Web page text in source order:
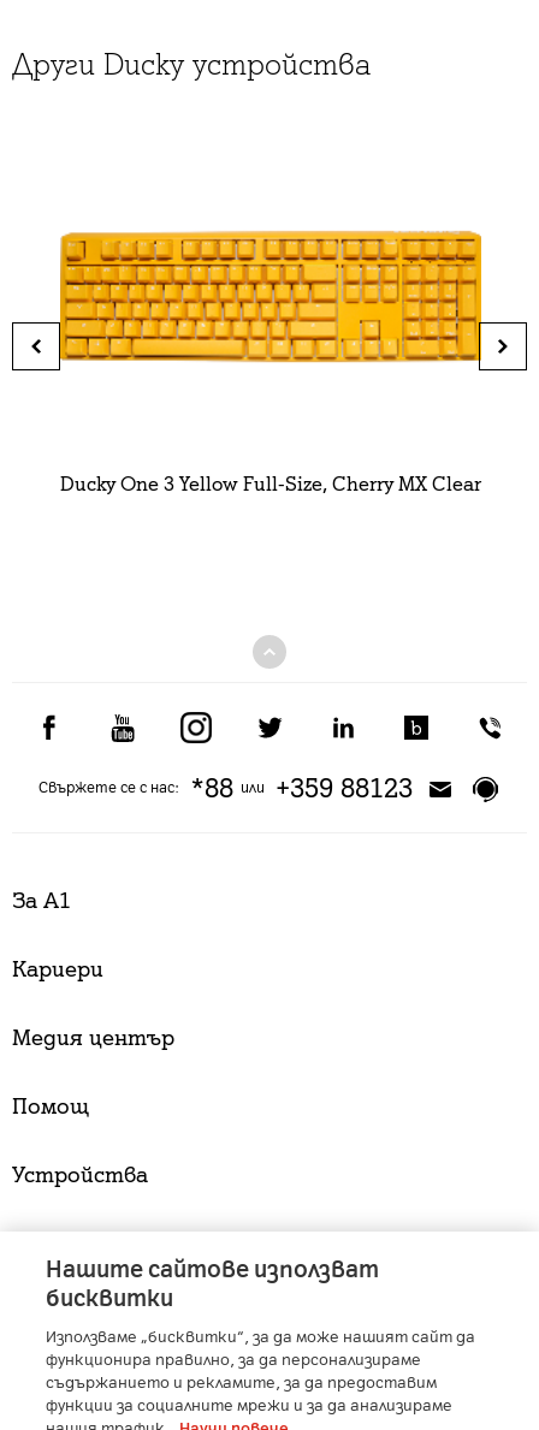
Други Ducky устройства
Ducky One 3 Yellow Full-Size, Cherry MX Clear
Свържете се с нас: *88или +359 88123
За А1
Кариери
Медия център
Помощ
Устройства
A1 Austria - A1 Croatia - A1 Serbia - A1 Belarus
A1 Bulgaria
- A1 Macedonia - A1 Slovenia
A1 Digital
- Member of A1 Group
Нашите сайтове използват
бисквитки
Използваме „бисквитки“, за да може нашият сайт да
функционира правилно, за да персонализираме
съдържанието и рекламите, за да предоставим
функции за социалните мрежи и за да анализираме